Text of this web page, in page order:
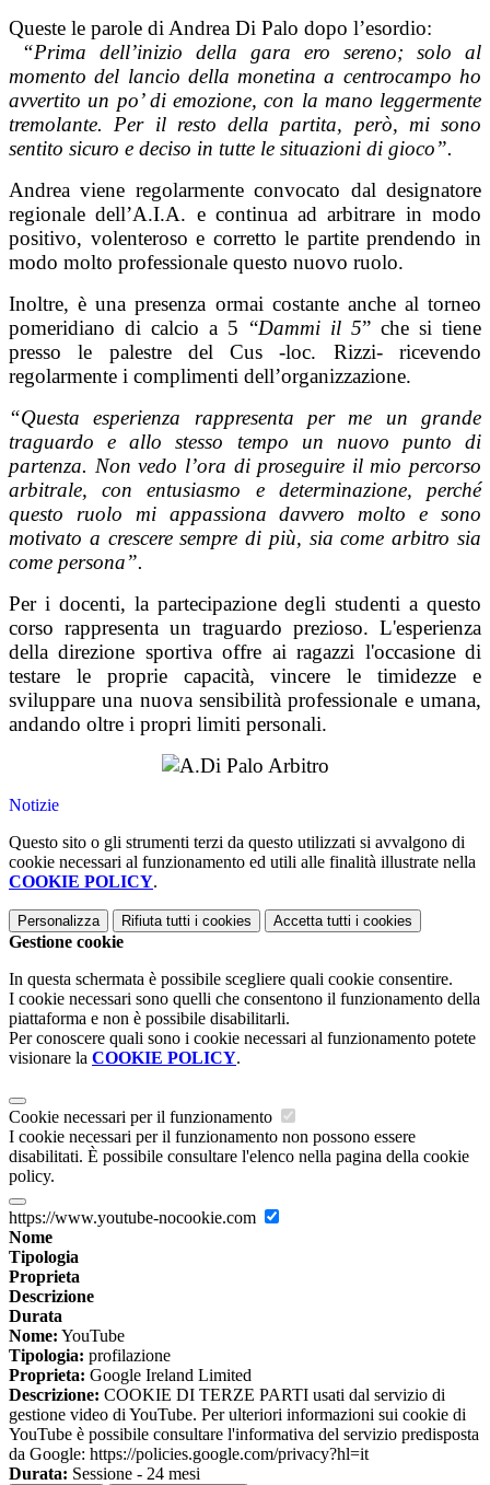
Queste le parole di Andrea Di Palo dopo l’esordio:
“Prima dell’inizio della gara ero sereno; solo al
momento del lancio della monetina a centrocampo ho
avvertito un po’ di emozione, con la mano leggermente
tremolante. Per il resto della partita, però, mi sono
sentito sicuro e deciso in tutte le situazioni di gioco”.
Andrea viene regolarmente convocato dal designatore
regionale dell’A.I.A. e continua ad arbitrare in modo
positivo, volenteroso e corretto le partite prendendo in
modo molto professionale questo nuovo ruolo.
Inoltre, è una presenza ormai costante anche al torneo
pomeridiano di calcio a 5 “Dammi il 5” che si tiene
presso le palestre del Cus -loc. Rizzi- ricevendo
regolarmente i complimenti dell’organizzazione.
“Questa esperienza rappresenta per me un grande
traguardo e allo stesso tempo un nuovo punto di
partenza. Non vedo l’ora di proseguire il mio percorso
arbitrale, con entusiasmo e determinazione, perché
questo ruolo mi appassiona davvero molto e sono
motivato a crescere sempre di più, sia come arbitro sia
come persona”.
Per i docenti, la partecipazione degli studenti a questo
corso rappresenta un traguardo prezioso. L'esperienza
della direzione sportiva offre ai ragazzi l'occasione di
testare le proprie capacità, vincere le timidezze e
sviluppare una nuova sensibilità professionale e umana,
andando oltre i propri limiti personali.
Notizie
Questo sito o gli strumenti terzi da questo utilizzati si avvalgono di
cookie necessari al funzionamento ed utili alle finalità illustrate nella
COOKIE POLICY.
Personalizza Rifiuta tutti i cookies Accetta tutti i cookies
Gestione cookie
In questa schermata è possibile scegliere quali cookie consentire.
I cookie necessari sono quelli che consentono il funzionamento della
piattaforma e non è possibile disabilitarli.
Per conoscere quali sono i cookie necessari al funzionamento potete
visionare la COOKIE POLICY.
Cookie necessari per il funzionamento
I cookie necessari per il funzionamento non possono essere
disabilitati. È possibile consultare l'elenco nella pagina della cookie
policy.
https://www.youtube-nocookie.com
Nome
Tipologia
Proprieta
Descrizione
Durata
Nome: YouTube
Tipologia: profilazione
Proprieta: Google Ireland Limited
Descrizione: COOKIE DI TERZE PARTI usati dal servizio di
gestione video di YouTube. Per ulteriori informazioni sui cookie di
YouTube è possibile consultare l'informativa del servizio predisposta
da Google: https://policies.google.com/privacy?hl=it
Durata: Sessione - 24 mesi